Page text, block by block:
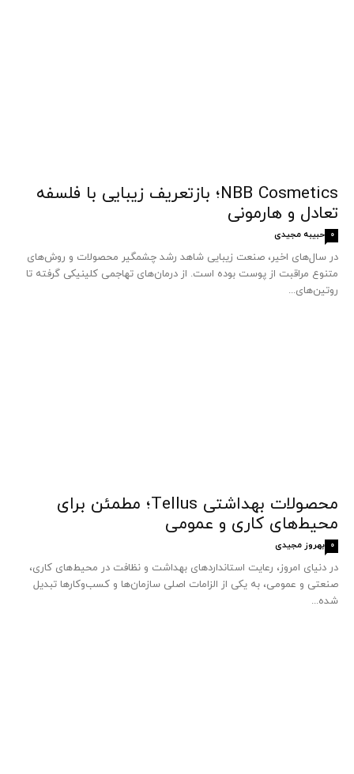
NBB Cosmetics؛ بازتعریف زیبایی با فلسفه
تعادل و هارمونی
حبیبه مجیدی 0
در سال‌های اخیر، صنعت زیبایی شاهد رشد چشمگیر محصولات و روش‌های
متنوع مراقبت از پوست بوده است. از درمان‌های تهاجمی کلینیکی گرفته تا
روتین‌های...
محصولات بهداشتی Tellus؛ مطمئن برای
محیط‌های کاری و عمومی
بهروز مجیدی 0
در دنیای امروز، رعایت استانداردهای بهداشت و نظافت در محیط‌های کاری،
صنعتی و عمومی، به یکی از الزامات اصلی سازمان‌ها و کسب‌وکارها تبدیل
شده...